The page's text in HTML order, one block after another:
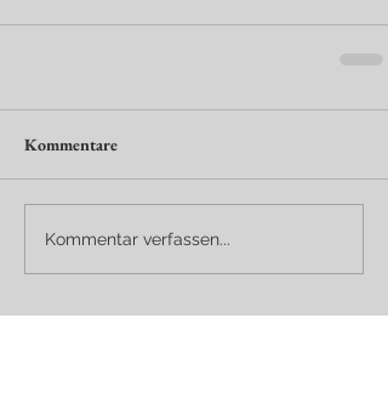
Kommentare
Kommentar verfassen...